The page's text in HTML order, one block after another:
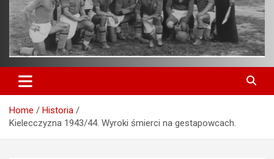
Home
Historia
Kielecczyzna 1943/44. Wyroki śmierci na gestapowcach.